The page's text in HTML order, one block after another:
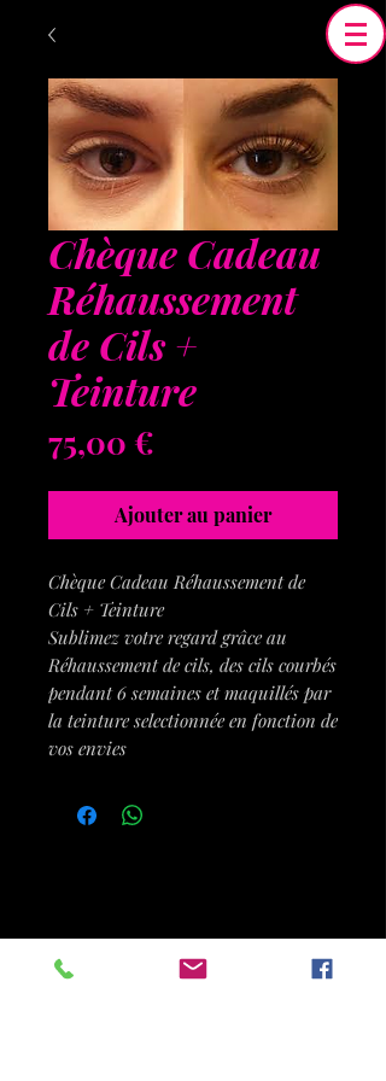
Chèque Cadeau
Réhaussement
de Cils +
Teinture
75,00 €
Ajouter au panier
Chèque Cadeau Réhaussement de
Cils + Teinture
Sublimez votre regard grâce au
Réhaussement de cils, des cils courbés
pendant 6 semaines et maquillés par
la teinture selectionnée en fonction de
vos envies